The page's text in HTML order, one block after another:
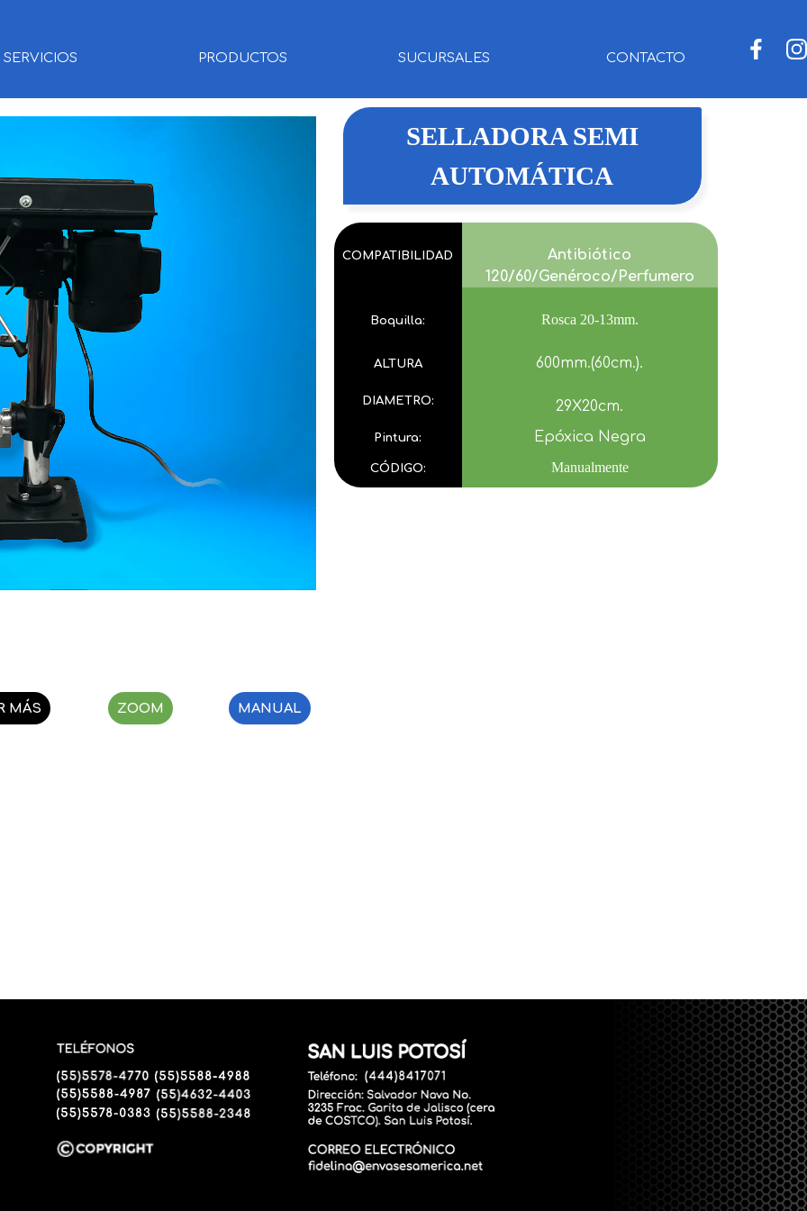
SERVICIOS PRODUCTOS SUCURSALES CONTACTO
SELLADORA SEMI
AUTOMÁTICA
COMPATIBILIDAD
Antibiótico
120/60/Genéroco/Perfumero
Boquilla: Rosca 20-13mm.
ALTURA 600mm.(60cm.).
DIAMETRO: 29X20cm.
Pintura: Epóxica Negra
CÓDIGO: Manualmente
MÁS ZOOM MANUAL